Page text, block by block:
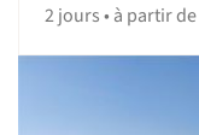
2 jours • à partir de